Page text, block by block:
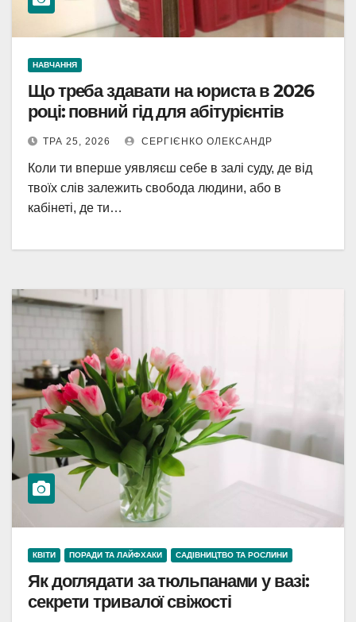
НАВЧАННЯ
Що треба здавати на юриста в 2026
році: повний гід для абітурієнтів
ТРА 25, 2026 СЕРГІЄНКО ОЛЕКСАНДР
Коли ти вперше уявляєш себе в залі суду, де від
твоїх слів залежить свобода людини, або в
кабінеті, де ти…
КВІТИ ПОРАДИ ТА ЛАЙФХАКИ САДІВНИЦТВО ТА РОСЛИНИ
Як доглядати за тюльпанами у вазі:
секрети тривалої свіжості